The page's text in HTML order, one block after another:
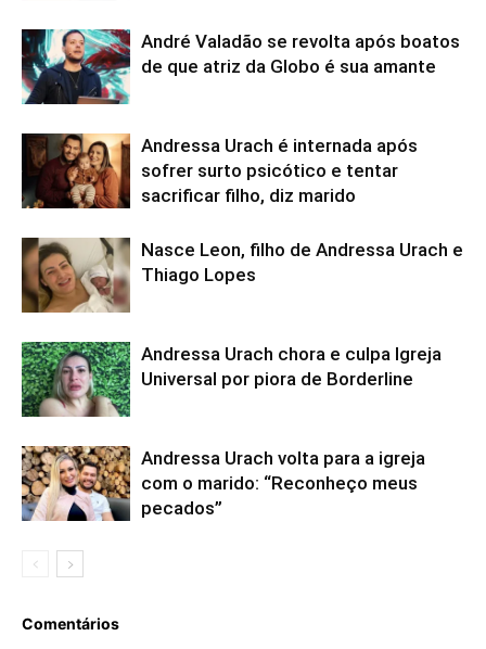
André Valadão se revolta após boatos
de que atriz da Globo é sua amante
Andressa Urach é internada após
sofrer surto psicótico e tentar
sacrificar filho, diz marido
Nasce Leon, filho de Andressa Urach e
Thiago Lopes
Andressa Urach chora e culpa Igreja
Universal por piora de Borderline
Andressa Urach volta para a igreja
com o marido: “Reconheço meus
pecados”
Comentários